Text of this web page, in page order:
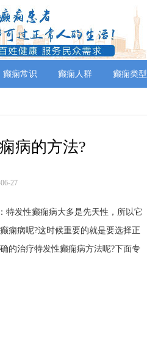
癫痫常识 癫痫人群 癫痫类型
病的方法?
27
特发性癫痫病大多是先天性，所以它
痫病呢?这时候重要的就是要选择正
的治疗特发性癫痫病方法呢?下面专